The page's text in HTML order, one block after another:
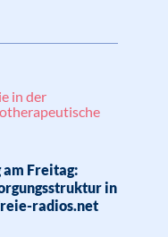
in der
am Freitag:
in
radios.net